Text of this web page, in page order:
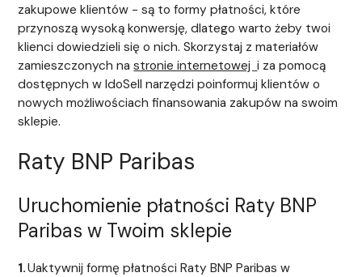
zakupowe klientów - są to formy płatności, które
przynoszą wysoką konwersję, dlatego warto żeby twoi
klienci dowiedzieli się o nich. Skorzystaj z materiałów
zamieszczonych nastronie internetowej i za pomocą
dostępnych w IdoSell narzędzi poinformuj klientów o
nowych możliwościach finansowania zakupów na swoim
sklepie.
Raty BNP Paribas
Uruchomienie płatności Raty BNP
Paribas w Twoim sklepie
1.Uaktywnij formę płatności Raty BNP Paribas w